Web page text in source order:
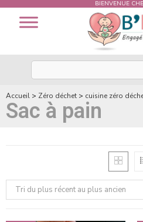
BIENVENUE
Accueil > Zéro déchet > cuisine zéro
Sac à pain
Tri du plus récent au plus ancien